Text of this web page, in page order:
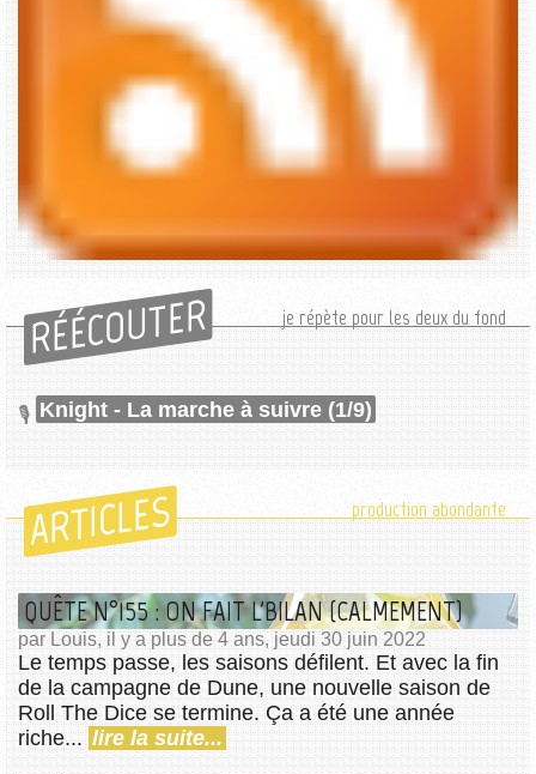
RÉÉCOUTER je répète pour les deux du fond
Knight - La marche à suivre (1/9)
ARTICLES production abondante
QUÊTE N°155 : ON FAIT L'BILAN (CALMEMENT)
par Louis, il y a plus de 4 ans, jeudi 30 juin 2022
Le temps passe, les saisons défilent. Et avec la fin
de la campagne de Dune, une nouvelle saison de
Roll The Dice se termine. Ça a été une année
riche... lire la suite...